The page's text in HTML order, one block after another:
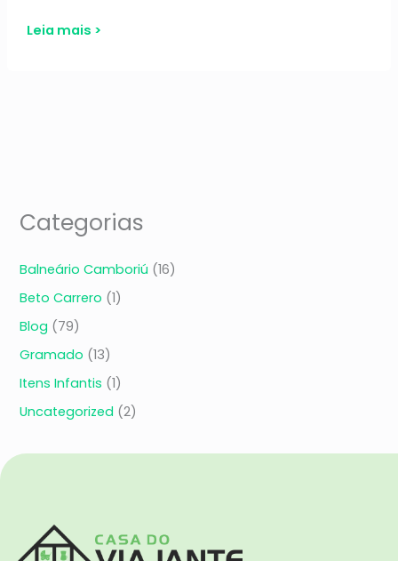
Categorias
Balneário Camboriú (16)
Beto Carrero (1)
Blog (79)
Gramado (13)
Itens Infantis (1)
Uncategorized (2)